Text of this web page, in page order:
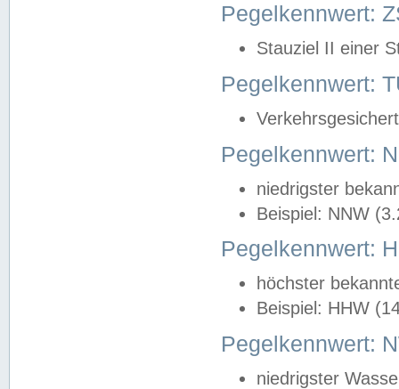
Pegelkennwert:
Stauziel II einer
Pegelkennwert:
Pegelkennwert:
niedrigster
Beispiel: NNW
Pegelkennwert:
höchster
Beispiel: HHW
Pegelkennwert:
niedrigster